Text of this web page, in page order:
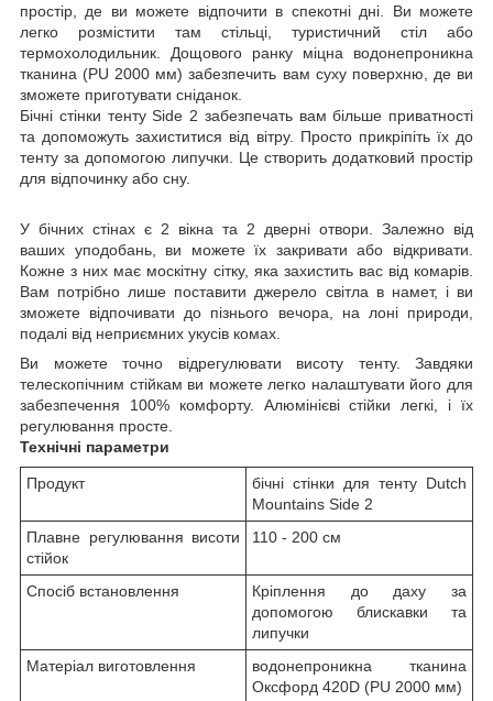
простір, де ви можете відпочити в спекотні дні. Ви можете
легко розмістити там стільці, туристичний стіл або
термохолодильник. Дощового ранку міцна водонепроникна
тканина (PU 2000 мм) забезпечить вам суху поверхню, де ви
зможете приготувати сніданок.
Бічні стінки тенту Side 2 забезпечать вам більше приватності
та допоможуть захиститися від вітру. Просто прикріпіть їх до
тенту за допомогою липучки. Це створить додатковий простір
для відпочинку або сну.
У бічних стінах є 2 вікна та 2 дверні отвори. Залежно від
ваших уподобань, ви можете їх закривати або відкривати.
Кожне з них має москітну сітку, яка захистить вас від комарів.
Вам потрібно лише поставити джерело світла в намет, і ви
зможете відпочивати до пізнього вечора, на лоні природи,
подалі від неприємних укусів комах.
Ви можете точно відрегулювати висоту тенту. Завдяки
телескопічним стійкам ви можете легко налаштувати його для
забезпечення 100% комфорту. Алюмінієві стійки легкі, і їх
регулювання просте.
Технічні параметри
Продукт
бічні стінки для тенту Dutch
Mountains Side 2
Плавне регулювання висоти
стійок
110 - 200 см
Спосіб встановлення
Кріплення до даху за
допомогою блискавки та
липучки
Матеріал виготовлення
водонепроникна тканина
Оксфорд 420D (PU 2000 мм)